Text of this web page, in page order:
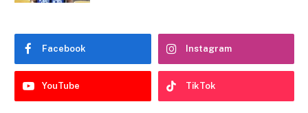
Facebook Instagram
YouTube TikTok